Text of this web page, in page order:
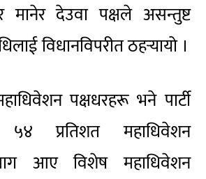
देउवा पक्षले असन्तुष्ट
विधानविपरीत ठहर्‍यायो ।
पक्षधरहरू भने पार्टी
५४ प्रतिशत महाधिवेशन
माग आए विशेष महाधिवेशन